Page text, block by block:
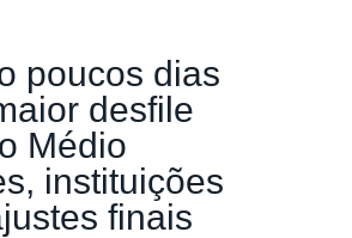
poucos dias
desfile
Médio
instituições
finais